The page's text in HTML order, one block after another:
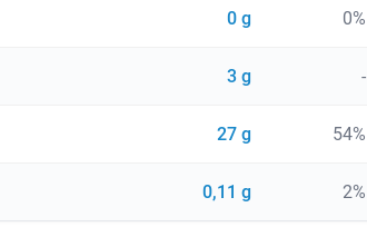
0 g 0%
3 g -
27 g 54%
0,11 g 2%